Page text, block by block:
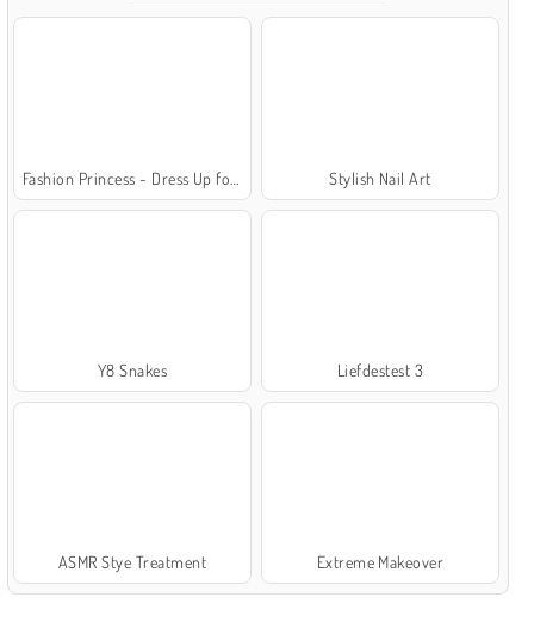
Stylish Nail Art
Y8 Snakes Liefdestest 3
ASMR Stye Treatment Extreme Makeover